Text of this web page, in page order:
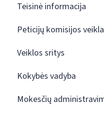
Teisinė informacija
Peticijų komisijos veikla
Veiklos sritys
Kokybės vadyba
Mokesčių